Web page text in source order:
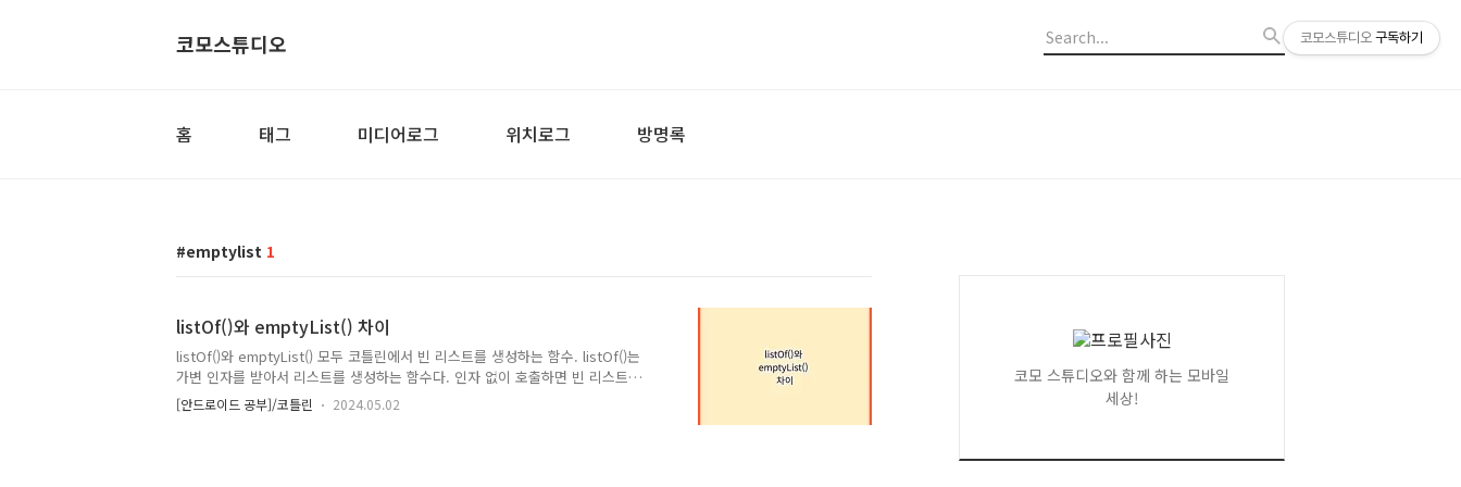
코모스튜디오
홈 태그 미디어로그 위치로그 방명록
emptylist 1
listOf()와 emptyList() 차이
listOf()와 emptyList() 모두 코틀린에서 빈 리스트를 생성하는 함수. listOf()는
가변 인자를 받아서 리스트를 생성하는 함수다. 인자 없이 호출하면 빈 리스트를
반환한다. emptyList()는 항상 빈 리스트를 생성하는 함수로 listOf()와
emptyList()는 인자 없이 호출할 경우 동일한 결과, 즉 빈 리스트를 반환함. 그
[안드로이드 공부]/코틀린 2024.05.02
코모 스튜디오와 함께 하는 모바일
세상!
코모스튜디오 구독하기